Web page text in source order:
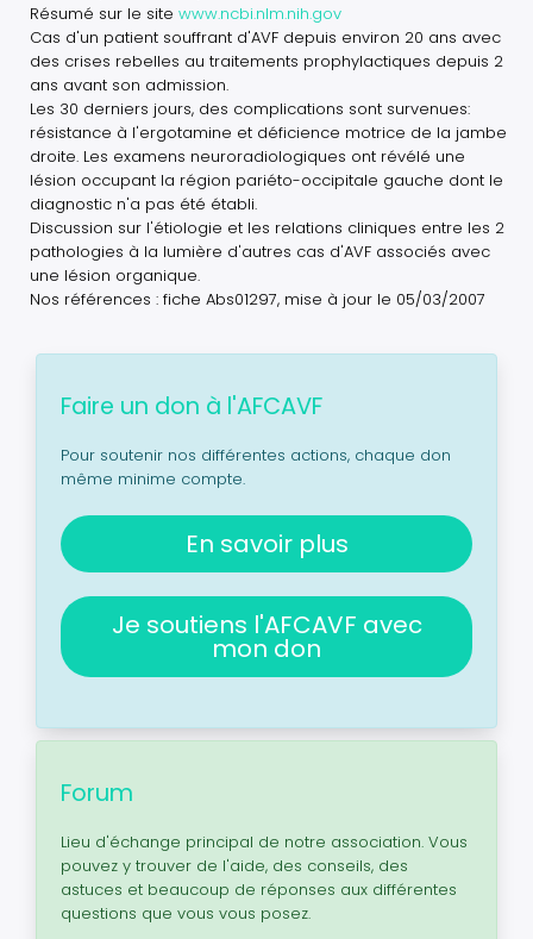
Résumé sur le site www.ncbi.nlm.nih.gov
Cas d'un patient souffrant d'AVF depuis environ 20 ans avec
des crises rebelles au traitements prophylactiques depuis 2
ans avant son admission.
Les 30 derniers jours, des complications sont survenues:
résistance à l'ergotamine et déficience motrice de la jambe
droite. Les examens neuroradiologiques ont révélé une
lésion occupant la région pariéto-occipitale gauche dont le
diagnostic n'a pas été établi.
Discussion sur l'étiologie et les relations cliniques entre les 2
pathologies à la lumière d'autres cas d'AVF associés avec
une lésion organique.
Nos références : fiche Abs01297, mise à jour le 05/03/2007
Faire un don à l'AFCAVF
Pour soutenir nos différentes actions, chaque don
même minime compte.
En savoir plus
Je soutiens l'AFCAVF avec
mon don
Forum
Lieu d'échange principal de notre association. Vous
pouvez y trouver de l'aide, des conseils, des
astuces et beaucoup de réponses aux différentes
questions que vous vous posez.